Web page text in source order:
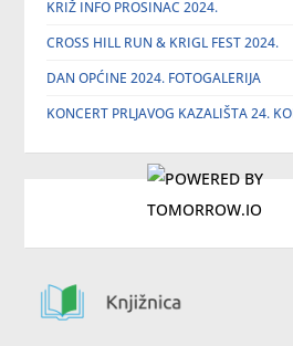
KRIŽ INFO PROSINAC 2024.
CROSS HILL RUN & KRIGL FEST 2024.
DAN OPĆINE 2024. FOTOGALERIJA
KONCERT PRLJAVOG KAZALIŠTA 24.